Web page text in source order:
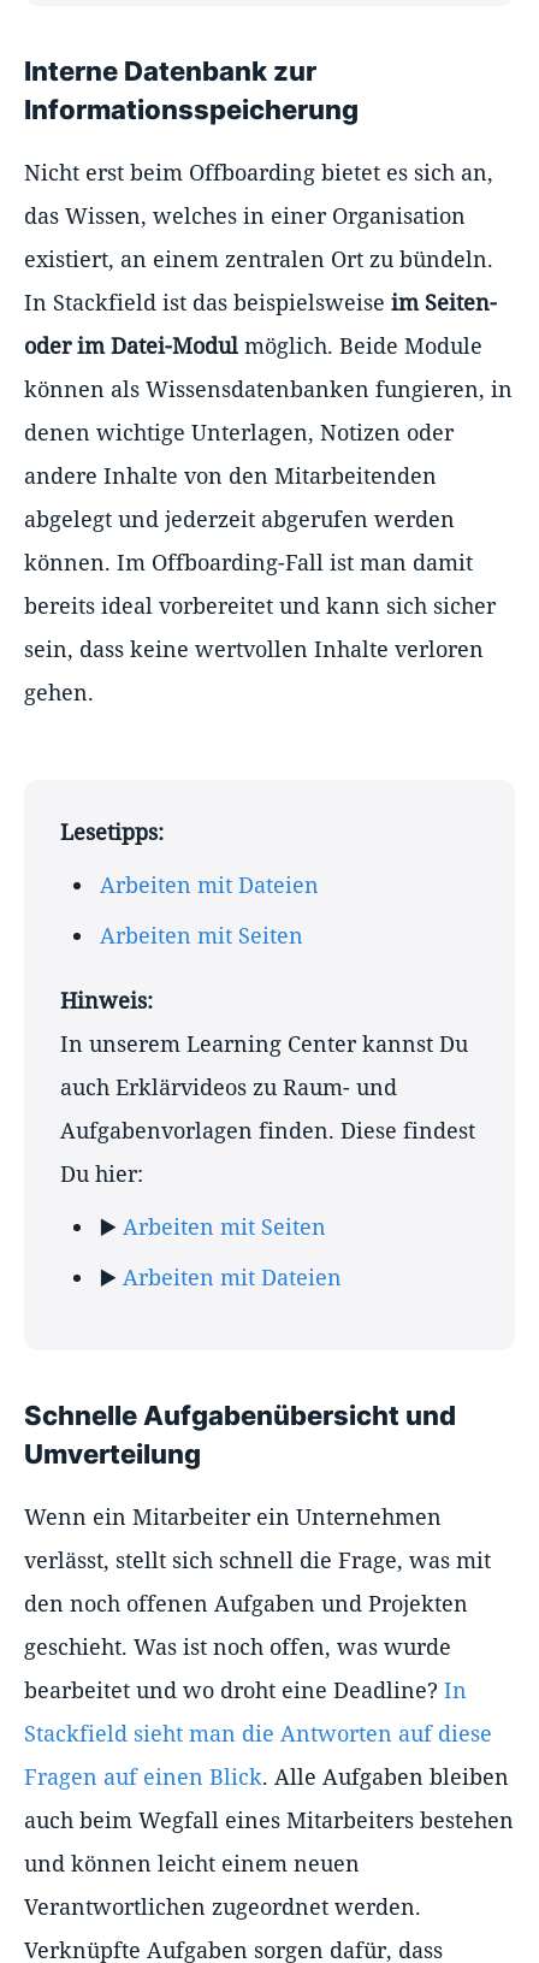
Interne Datenbank zur
Informationsspeicherung
Nicht erst beim Offboarding bietet es sich an,
das Wissen, welches in einer Organisation
existiert, an einem zentralen Ort zu bündeln.
In Stackfield ist das beispielsweise im Seiten-
oder im Datei-Modul möglich. Beide Module
können als Wissensdatenbanken fungieren, in
denen wichtige Unterlagen, Notizen oder
andere Inhalte von den Mitarbeitenden
abgelegt und jederzeit abgerufen werden
können. Im Offboarding-Fall ist man damit
bereits ideal vorbereitet und kann sich sicher
sein, dass keine wertvollen Inhalte verloren
gehen.
Lesetipps:
Arbeiten mit Dateien
Arbeiten mit Seiten
Hinweis:
In unserem Learning Center kannst Du
auch Erklärvideos zu Raum- und
Aufgabenvorlagen finden. Diese findest
Du hier:
▶️ Arbeiten mit Seiten
▶️ Arbeiten mit Dateien
Schnelle Aufgabenübersicht und
Umverteilung
Wenn ein Mitarbeiter ein Unternehmen
verlässt, stellt sich schnell die Frage, was mit
den noch offenen Aufgaben und Projekten
geschieht. Was ist noch offen, was wurde
bearbeitet und wo droht eine Deadline? In
Stackfield sieht man die Antworten auf diese
Fragen auf einen Blick. Alle Aufgaben bleiben
auch beim Wegfall eines Mitarbeiters bestehen
und können leicht einem neuen
Verantwortlichen zugeordnet werden.
Verknüpfte Aufgaben sorgen dafür, dass